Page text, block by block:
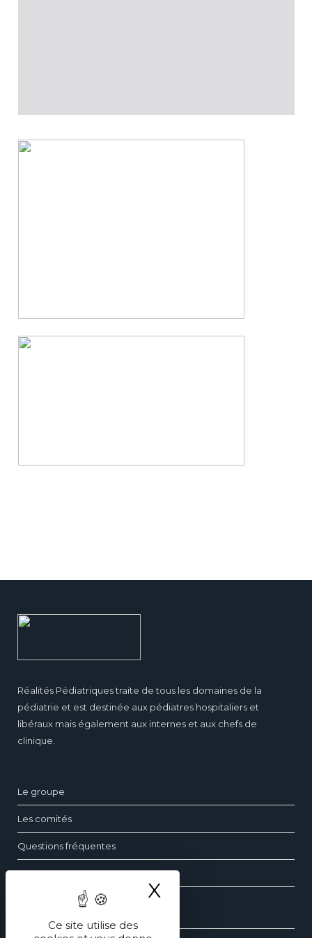
Ce site utilise des
X Masquer le
Réalités Pédiatriques traite de tous les domaines de la
pédiatrie et est destinée aux pédiatres hospitaliers et
libéraux mais également aux internes et aux chefs de
clinique.
Le groupe
Les comités
Questions fréquentes
Contact